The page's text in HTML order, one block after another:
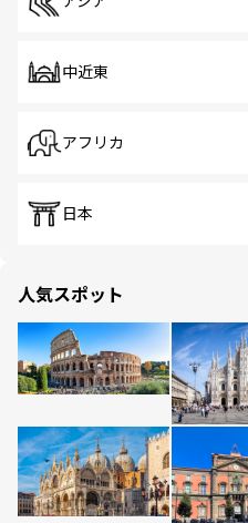
中近東
アフリカ
日本
人気スポット